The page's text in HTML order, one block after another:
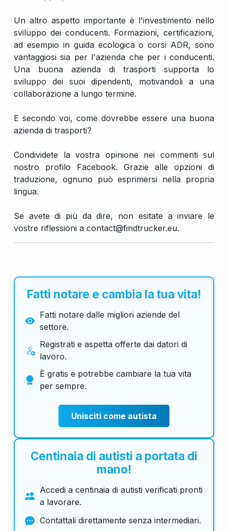
Un altro aspetto importante è l'investimento nello
sviluppo dei conducenti. Formazioni, certificazioni,
ad esempio in guida ecologica o corsi ADR, sono
vantaggiosi sia per l'azienda che per i conducenti.
Una buona azienda di trasporti supporta lo
sviluppo dei suoi dipendenti, motivandoli a una
collaborazione a lungo termine.
E secondo voi, come dovrebbe essere una buona
azienda di trasporti?
Condividete la vostra opinione nei commenti sul
nostro profilo Facebook. Grazie alle opzioni di
traduzione, ognuno può esprimersi nella propria
lingua.
Se avete di più da dire, non esitate a inviare le
vostre riflessioni a contact@findtrucker.eu.
Fatti notare e cambia la tua vita!
Fatti notare dalle migliori aziende del
settore.
Registrati e aspetta offerte dai datori di
lavoro.
È gratis e potrebbe cambiare la tua vita
per sempre.
Unisciti come autista
Centinaia di autisti a portata di
mano!
Accedi a centinaia di autisti verificati pronti
a lavorare.
Contattali direttamente senza intermediari.